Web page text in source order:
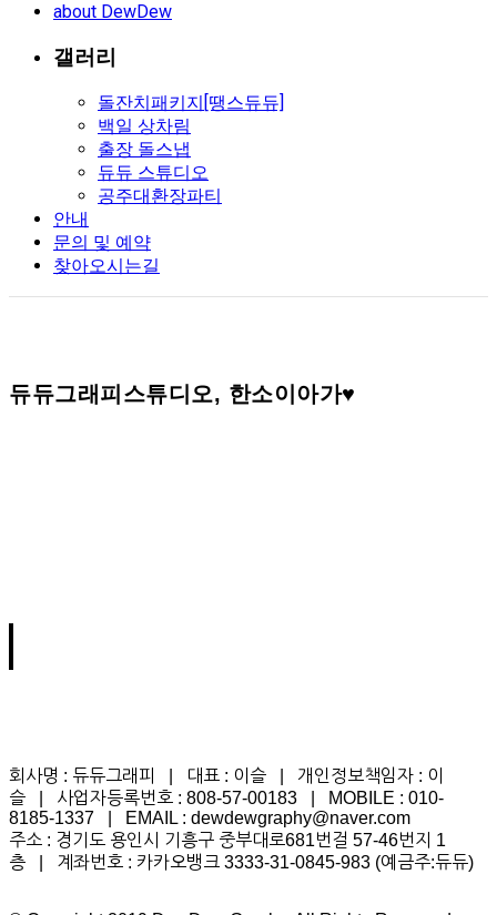
about DewDew
갤러리
돌잔치패키지[땡스듀듀]
백일 상차림
출장 돌스냅
듀듀 스튜디오
공주대환장파티
안내
문의 및 예약
찾아오시는길
듀듀그래피스튜디오, 한소이아가♥
회사명 : 듀듀그래피 | 대표 : 이슬 | 개인정보책임자 : 이
슬 | 사업자등록번호 : 808-57-00183 | MOBILE : 010-
8185-1337 | EMAIL : dewdewgraphy@naver.com
주소 : 경기도 용인시 기흥구 중부대로681번걸 57-46번지 1
층 | 계좌번호 : 카카오뱅크 3333-31-0845-983 (예금주:듀듀)